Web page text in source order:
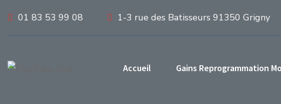
01 83 53 99 08 1-3 rue des Batisseurs 91350 Grigny
Accueil Gains Reprogrammation